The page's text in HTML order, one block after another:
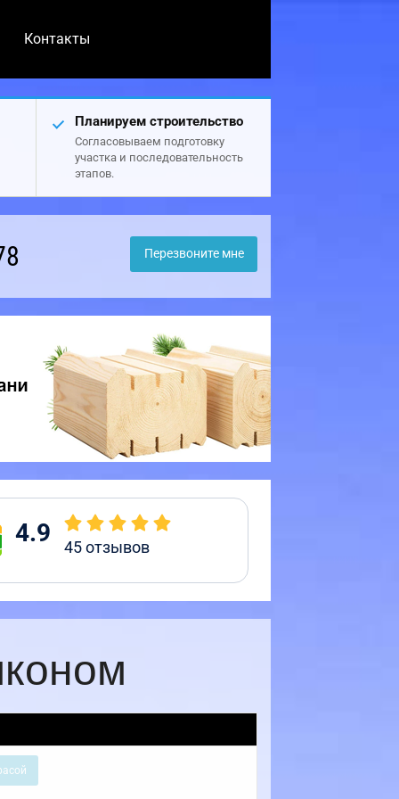
Контакты
Планируем строительство
Согласовываем подготовку
участка и последовательность
этапов.
Перезвоните мне
4.9 45отзывов